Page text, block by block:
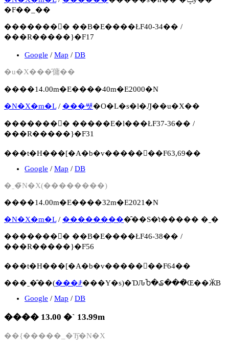
�F��_��
�������񍐏� ��B�E����ŁF40-34�� /
���R�����}�F17
Google / Map / DB
�u�X���̑傭��
����14.00m�E����40m�E2000�N
�N�X�m�L/ ���쌧�O�L�s�l�Ԓ��u�X��
�������񍐏� �����E�l���ŁF37-36�� /
���R�����}�F31
���t�H���[�A�b�v�����񍐏��F63,69��
Google / Map / DB
�ˍ�̃N�X(��������)
����14.00m�E����32m�E2021�N
�N�X�m�L/ ���������̑��S�̕t����� �ˍ�
�������񍐏� ��B�E����ŁF46-38�� /
���R�����}�F56
���t�H���[�A�b�v�����񍐏��F64��
���ˍ�̑��(���ꌧ���Y�s)�ƊԈႦ�₷���̂Œ��ӁB
Google / Map / DB
���� 13.00 �` 13.99m
��{�����_�Ђ̑�N�X